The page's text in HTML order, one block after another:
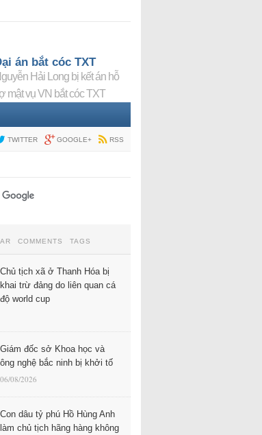
án bắt cóc TXT
Hải Long bị kết án hỗ
mật vụ VN bắt cóc TXT
TWITTER GOOGLE+ RSS
COMMENTS TAGS
Chủ tịch xã ở Thanh Hóa bị
khai trừ đảng do liên quan cá
độ world cup
Giám đốc sở Khoa học và
ông nghệ bắc ninh bị khởi tố
06/08/2026
Con dâu tỷ phú Hồ Hùng Anh
làm chủ tịch hãng hàng không